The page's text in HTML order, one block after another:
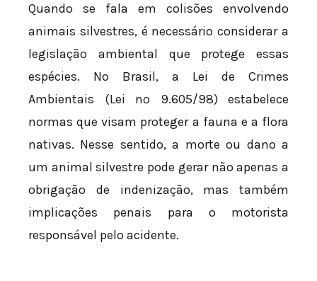
Quando se fala em colisões envolvendo
animais silvestres, é necessário considerar a
legislação ambiental que protege essas
espécies. No Brasil, a Lei de Crimes
Ambientais (Lei nº 9.605/98) estabelece
normas que visam proteger a fauna e a flora
nativas. Nesse sentido, a morte ou dano a
um animal silvestre pode gerar não apenas a
obrigação de indenização, mas também
implicações penais para o motorista
responsável pelo acidente.